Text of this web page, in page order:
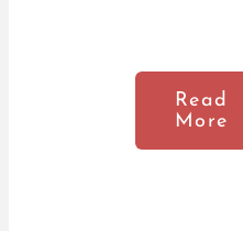
Read
More